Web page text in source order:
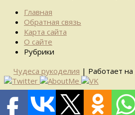
Главная
Обратная связь
Карта сайта
О сайте
Рубрики
Чудеса рукоделия | Работает на